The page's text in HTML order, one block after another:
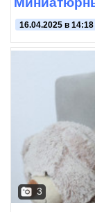
16.04.2025 в 14:18
3